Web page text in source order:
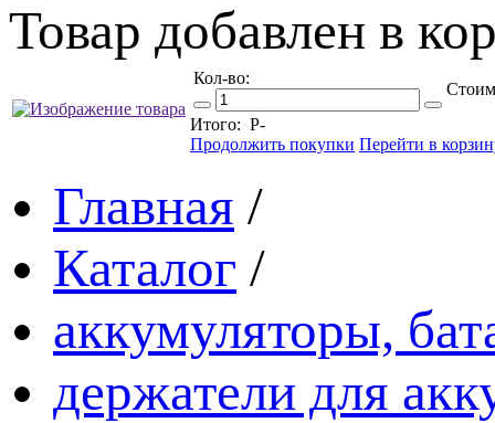
Товар добавлен в
Кол-во:
Итого: Р-
Продолжить покупки Перейти в
Главная /
Каталог /
аккумуляторы,
держатели для